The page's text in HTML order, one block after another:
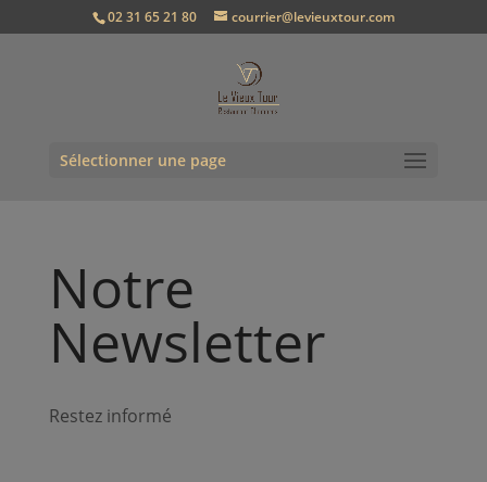
02 31 65 21 80 courrier@levieuxtour.com
Sélectionner une page
Notre
Newsletter
Restez informé